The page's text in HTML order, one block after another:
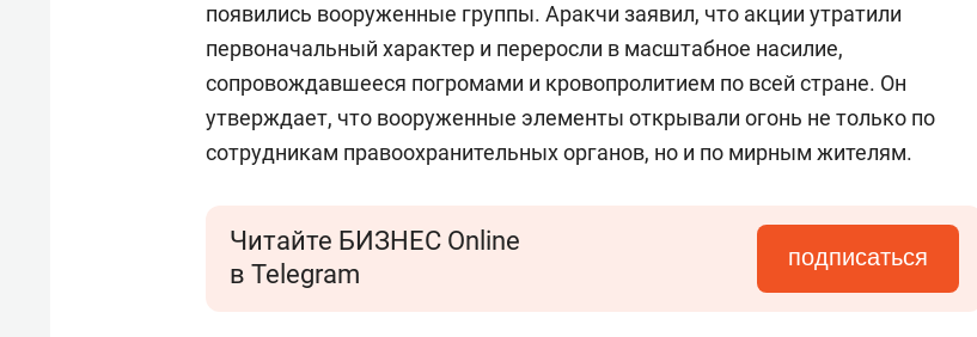
появились вооруженные группы. Аракчи заявил, что акции утратили
первоначальный характер и переросли в масштабное насилие,
сопровождавшееся погромами и кровопролитием по всей стране. Он
утверждает, что вооруженные элементы открывали огонь не только по
сотрудникам правоохранительных органов, но и по мирным жителям.
Читайте БИЗНЕС Online
в Telegram
подписаться